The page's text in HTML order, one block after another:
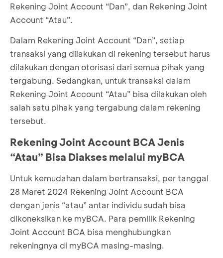
Rekening Joint Account “Dan”, dan Rekening Joint
Account “Atau”.
Dalam Rekening Joint Account “Dan”, setiap
transaksi yang dilakukan di rekening tersebut harus
dilakukan dengan otorisasi dari semua pihak yang
tergabung. Sedangkan, untuk transaksi dalam
Rekening Joint Account “Atau” bisa dilakukan oleh
salah satu pihak yang tergabung dalam rekening
tersebut.
Rekening Joint Account BCA Jenis
“Atau” Bisa Diakses melalui myBCA
Untuk kemudahan dalam bertransaksi, per tanggal
28 Maret 2024 Rekening Joint Account BCA
dengan jenis “atau” antar individu sudah bisa
dikoneksikan ke myBCA. Para pemilik Rekening
Joint Account BCA bisa menghubungkan
rekeningnya di myBCA masing-masing.